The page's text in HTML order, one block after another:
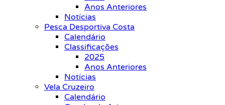
Anos Anteriores
Notícias
Pesca Desportiva Costa
Calendário
Classificações
2025
Anos Anteriores
Notícias
Vela Cruzeiro
Calendário